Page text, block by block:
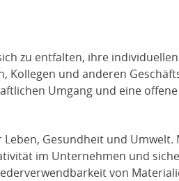
zu entfalten, ihre
Kollegen und anderen
Umgang und eine
Gesundheit und Umwelt.
im Unternehmen und
von